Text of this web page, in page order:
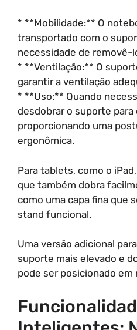
* **Mobilidade:** O
transportado com o
necessidade de removê-
* **Ventilação:** O
garantir a ventilação
* **Uso:** Quando
desdobrar o suporte
proporcionando uma
ergonômica.
Para tablets, como o
que também dobra
como uma capa fina que
stand funcional.
Uma versão adicional
suporte mais elevado e
pode ser posicionado em